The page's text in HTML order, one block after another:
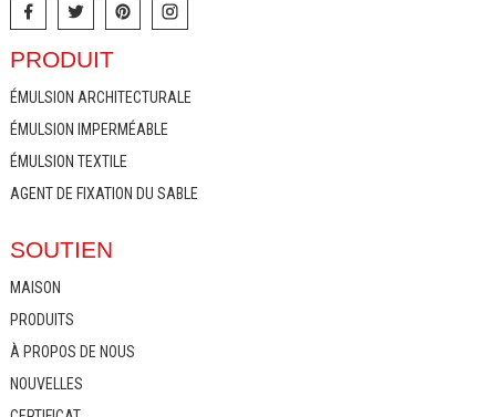
PRODUIT
ÉMULSION ARCHITECTURALE
ÉMULSION IMPERMÉABLE
ÉMULSION TEXTILE
AGENT DE FIXATION DU SABLE
SOUTIEN
MAISON
PRODUITS
À PROPOS DE NOUS
NOUVELLES